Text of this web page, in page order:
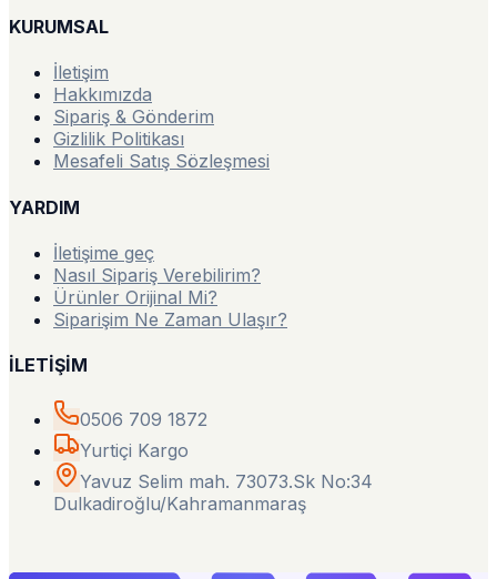
KURUMSAL
İletişim
Hakkımızda
Sipariş & Gönderim
Gizlilik Politikası
Mesafeli Satış Sözleşmesi
YARDIM
İletişime geç
Nasıl Sipariş Verebilirim?
Ürünler Orijinal Mi?
Siparişim Ne Zaman Ulaşır?
İLETİŞİM
0506 709 1872
Yurtiçi Kargo
Yavuz Selim mah. 73073.Sk No:34
Dulkadiroğlu/Kahramanmaraş